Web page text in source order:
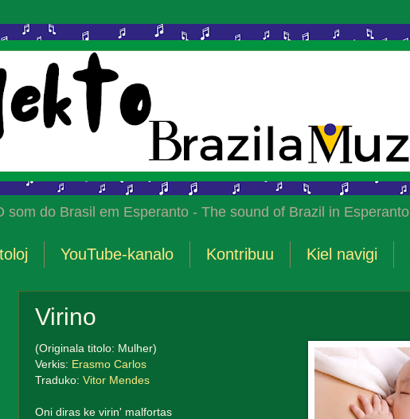
som do Brasil em Esperanto - The sound of Brazil in Esperanto
YouTube-kanalo Kontribuu Kiel navigi
Virino
(Originala titolo: Mulher)
Verkis: Erasmo Carlos
Traduko: Vitor Mendes
Oni diras ke virin' malfortas